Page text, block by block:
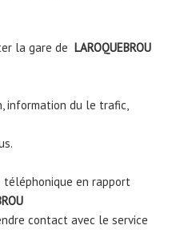
la gare de LAROQUEBROU
information du le trafic,
téléphonique en rapport
contact avec le service